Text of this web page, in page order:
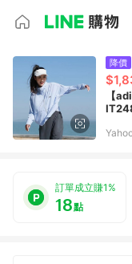
降價
【
訂單成立賺1%
18點